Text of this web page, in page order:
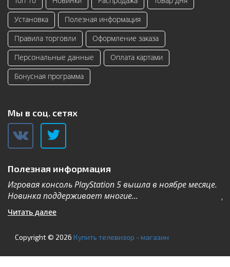
Установка
Полезная информация
Правила торговли
Оформление заказа
Персональные данные
Оплата картами
Бонусная программа
Мы в соц. сетях
Полезная информация
Игровая консоль PlayStation 5 вышла в ноябре месяце.
Новинка поддерживает многие...
Читать далее
Copyright © 2026 Купить телевизор - магазин